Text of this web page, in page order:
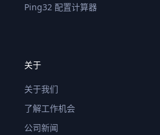
Ping32 配置计算器
关于
关于我们
了解工作机会
公司新闻